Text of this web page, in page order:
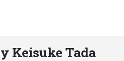
Keisuke Tada